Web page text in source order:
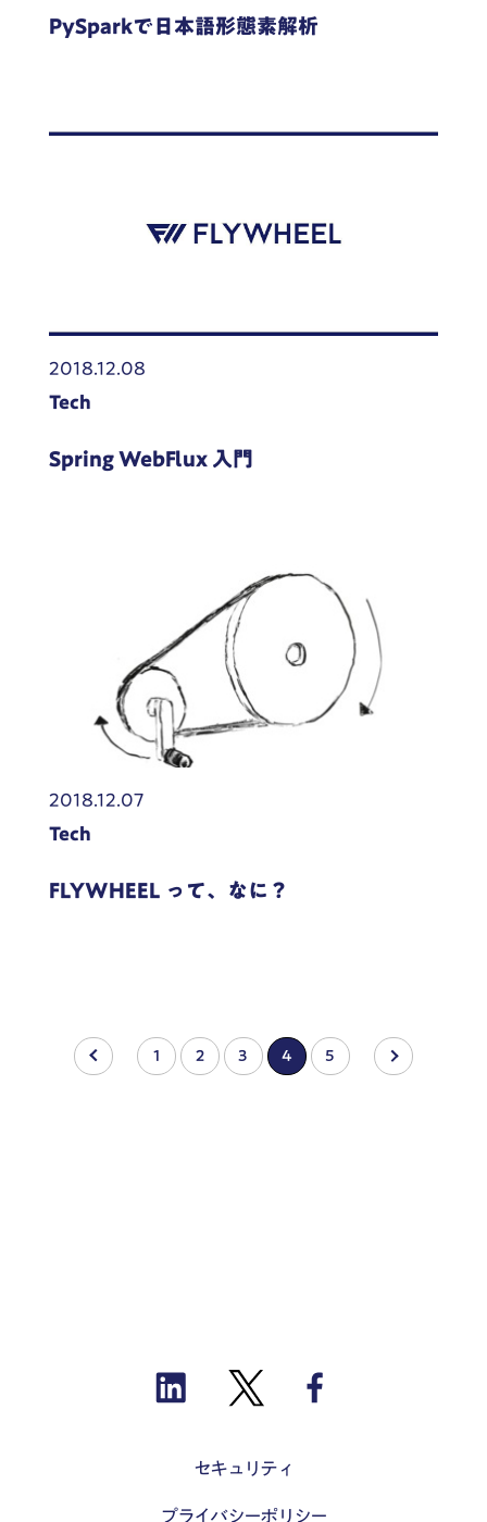
PySparkで日本語形態素解析
2018.12.08
Tech
Spring WebFlux 入門
2018.12.07
Tech
FLYWHEEL って、なに？
‹ 1 2 3 4 5 ›
セキュリティ
プライバシーポリシー